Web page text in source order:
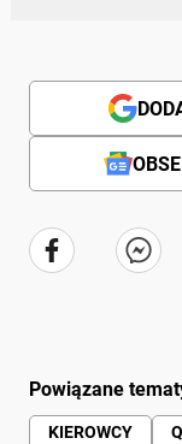
Powiązane
KIEROWCY